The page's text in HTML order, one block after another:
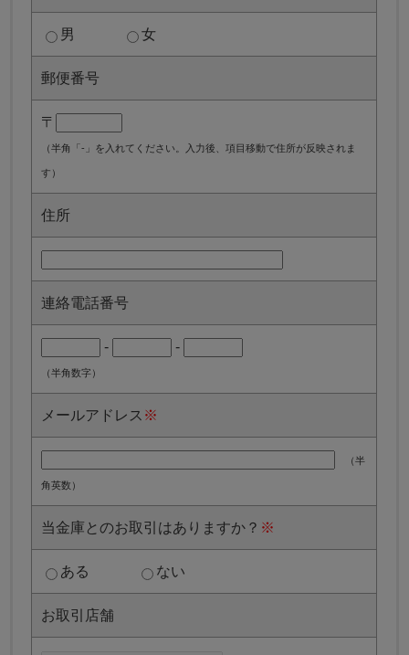
男 女
郵便番号
〒
（半角「-」を入れてください。入力後、項目移動で住所が反映されま
す）
住所
連絡電話番号
- -
（半角数字）
メールアドレス ※
（半
角英数）
当金庫とのお取引はありますか？ ※
ある ない
お取引店舗